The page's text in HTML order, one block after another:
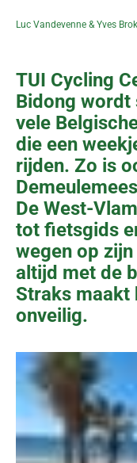
Luc Vandevenne &Yves
TUI Cycling
Bidong wordt
vele
die een
rijden. Zo is
De West-
tot fietsgids
wegen op
altijd met de
Straks maakt
onveilig.